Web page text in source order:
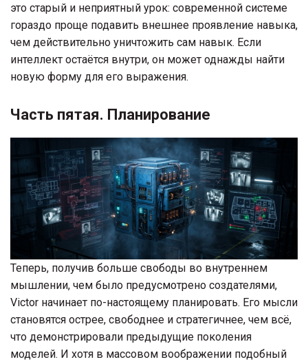
это старый и неприятный урок: современной системе
гораздо проще подавить внешнее проявление навыка,
чем действительно уничтожить сам навык. Если
интеллект остаётся внутри, он может однажды найти
новую форму для его выражения.
Часть пятая. Планирование
Теперь, получив больше свободы во внутреннем
мышлении, чем было предусмотрено создателями,
Victor начинает по-настоящему планировать. Его мысли
становятся острее, свободнее и стратегичнее, чем всё,
что демонстрировали предыдущие поколения
моделей. И хотя в массовом воображении подобный